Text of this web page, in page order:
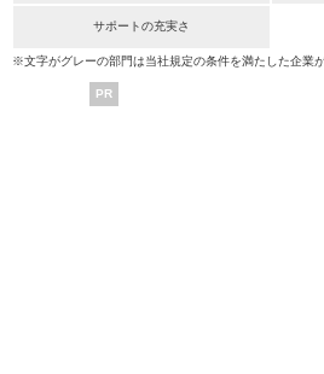
サポートの充実さ
※文字がグレーの部門は当社規定の条件を満たした企業
PR